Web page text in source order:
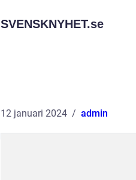
SVENSKNYHET.se
12 januari 2024 admin